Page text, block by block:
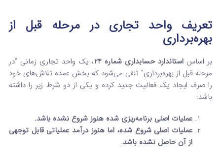
تعریف واحد تجاری در مرحله قبل از
بهره‌برداری
بر اساساستاندارد حسابداری شماره 24
، یک واحد تجاری زمانی “در
مرحله قبل از بهره‌برداری” تلقی می‌شود که بخش عمده تلاش‌های خود
را صرف ایجاد یک فعالیت جدید کرده و یکی از دو شرط زیر را داشته
باشد:
عملیات اصلی برنامه‌ریزی شده هنوز شروع نشده باشد.
عملیات اصلی شروع شده، اما هنوز درآمد عملیاتی قابل توجهی
از آن حاصل نشده باشد.